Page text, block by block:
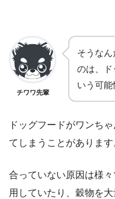
チワワ先輩
そうな
のは、ド
いう可
ドッグフードがワンち
てしまうことがあります
合っていない原因は様
用していたり、穀物を